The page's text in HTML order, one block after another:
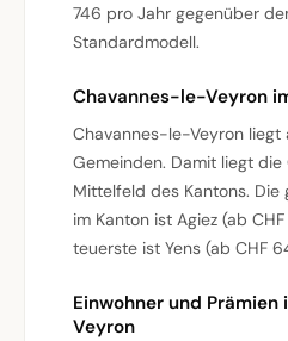
746 pro Jahr gegenüber
Standardmodell.
Chavannes-le-Veyron
Chavannes-le-Veyron liegt
Gemeinden. Damit liegt
Mittelfeld des Kantons. Die
im Kanton ist Agiez (ab
teuerste ist Yens (ab CHF
Einwohner und
Veyron